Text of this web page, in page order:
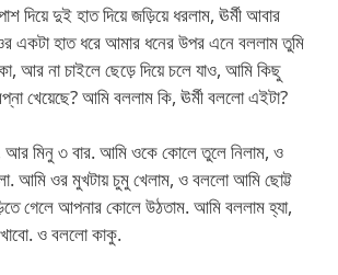
দিয়ে দুই হাত দিয়ে জড়িয়ে ধরলাম, ঊর্মী আবার
একটা হাত ধরে আমার ধনের উপর এনে বললাম তুমি
আর না চাইলে ছেড়ে দিয়ে চলে যাও, আমি কিছু
খেয়েছে? আমি বললাম কি, ঊর্মী বললো এইটা?
আর মিনু ৩ বার. আমি ওকে কোলে তুলে নিলাম, ও
আমি ওর মুখটায় চুমু খেলাম, ও বললো আমি ছোট্ট
গেলে আপনার কোলে উঠতাম. আমি বললাম হ্যা,
ও বললো কাকু.